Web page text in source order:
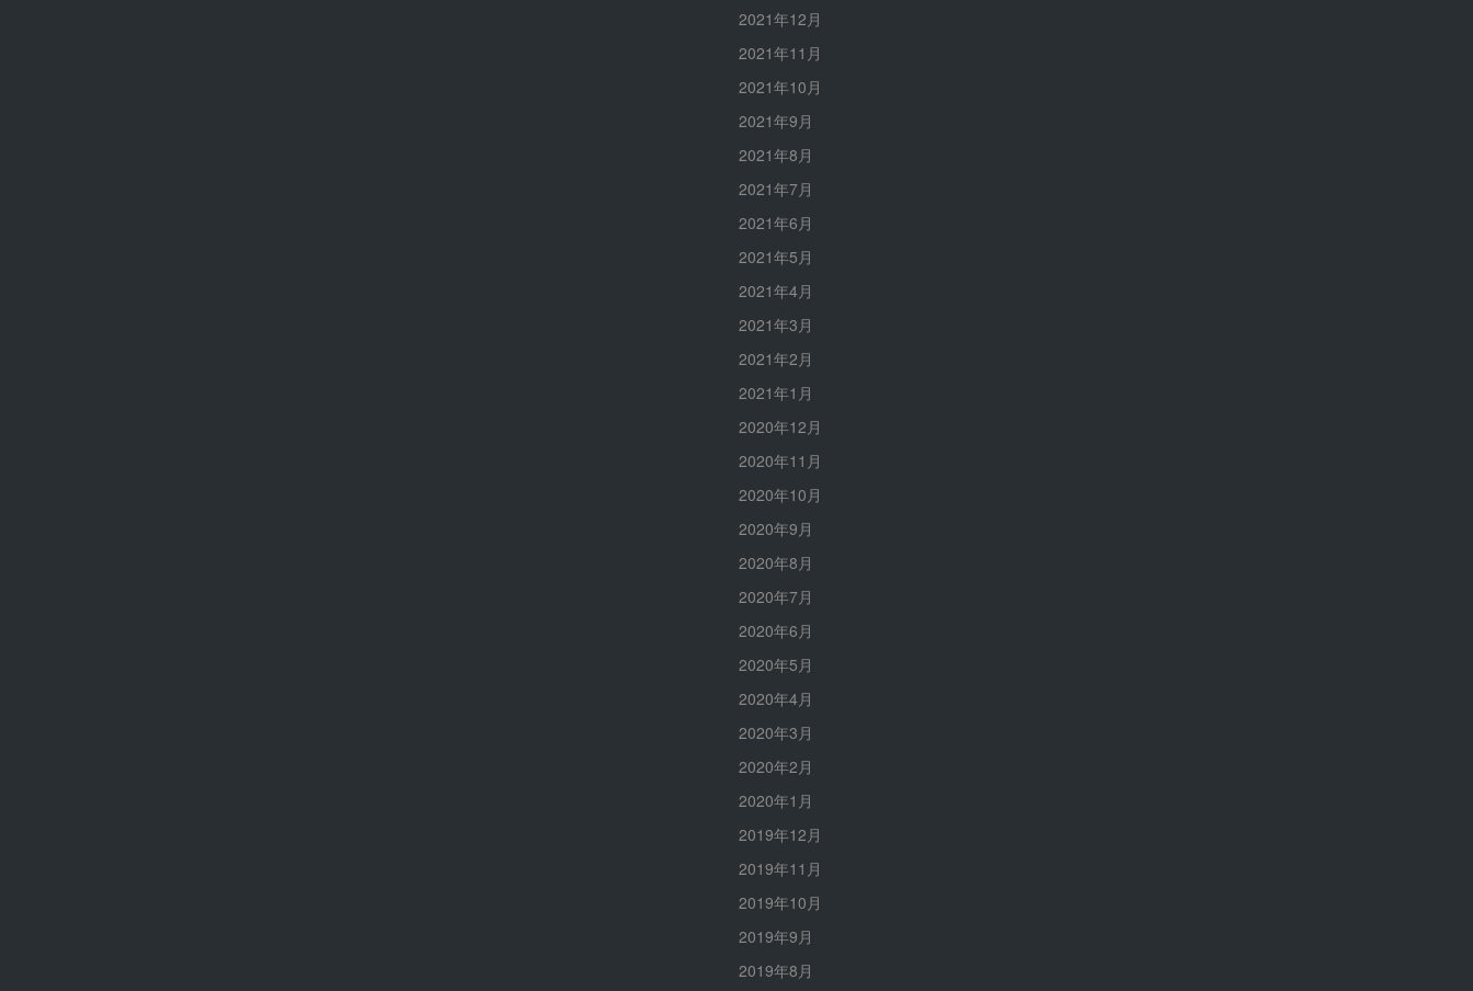
2021年12月
2021年11月
2021年10月
2021年9月
2021年8月
2021年7月
2021年6月
2021年5月
2021年4月
2021年3月
2021年2月
2021年1月
2020年12月
2020年11月
2020年10月
2020年9月
2020年8月
2020年7月
2020年6月
2020年5月
2020年4月
2020年3月
2020年2月
2020年1月
2019年12月
2019年11月
2019年10月
2019年9月
2019年8月